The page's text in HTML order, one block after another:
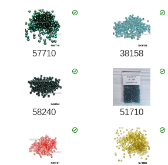
57710 38158
58240 51710